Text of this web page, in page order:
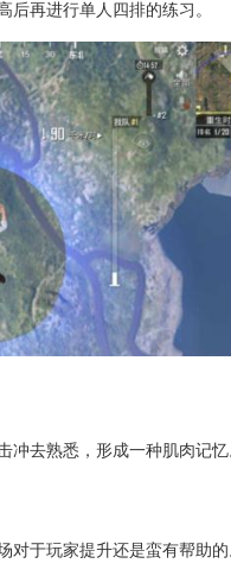
再进行单人四排的练习。
去熟悉，形成一种肌肉记
于玩家提升还是蛮有帮助